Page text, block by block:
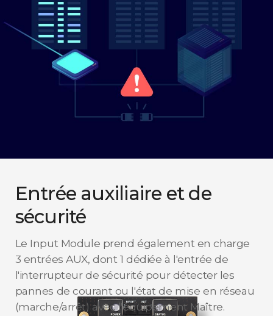
Entrée auxiliaire et de
sécurité
Le Input Module prend également en charge
3 entrées AUX, dont 1 dédiée à l'entrée de
l'interrupteur de sécurité pour détecter les
pannes de courant ou l'état de mise en réseau
(marche/arrêt) avec l'équipement Maître.